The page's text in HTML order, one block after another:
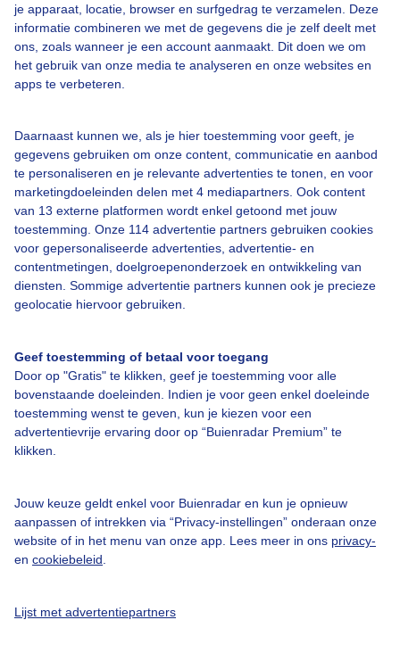
je apparaat, locatie, browser en surfgedrag te verzamelen. Deze
informatie combineren we met de gegevens die je zelf deelt met
ons, zoals wanneer je een account aanmaakt. Dit doen we om
het gebruik van onze media te analyseren en onze websites en
apps te verbeteren.
Daarnaast kunnen we, als je hier toestemming voor geeft, je
gegevens gebruiken om onze content, communicatie en aanbod
te personaliseren en je relevante advertenties te tonen, en voor
marketingdoeleinden delen met 4 mediapartners. Ook content
van 13 externe platformen wordt enkel getoond met jouw
toestemming. Onze 114 advertentie partners gebruiken cookies
voor gepersonaliseerde advertenties, advertentie- en
contentmetingen, doelgroepenonderzoek en ontwikkeling van
diensten. Sommige advertentie partners kunnen ook je precieze
geolocatie hiervoor gebruiken.
Geef toestemming of betaal voor toegang
Door op "Gratis" te klikken, geef je toestemming voor alle
bovenstaande doeleinden. Indien je voor geen enkel doeleinde
toestemming wenst te geven, kun je kiezen voor een
advertentievrije ervaring door op “Buienradar Premium” te
klikken.
Jouw keuze geldt enkel voor Buienradar en kun je opnieuw
aanpassen of intrekken via “Privacy-instellingen” onderaan onze
website of in het menu van onze app. Lees meer in ons privacy-
en cookiebeleid
Lijst met advertentiepartners
Bekijk slideshow
Een moment geduld aub...
Over Buienradar
Contact
Toegankelijkheid
Gebruikersvoorwaarden
Buienradar Team
Privacy beleid
Cookie beleid
Gratis weerdata